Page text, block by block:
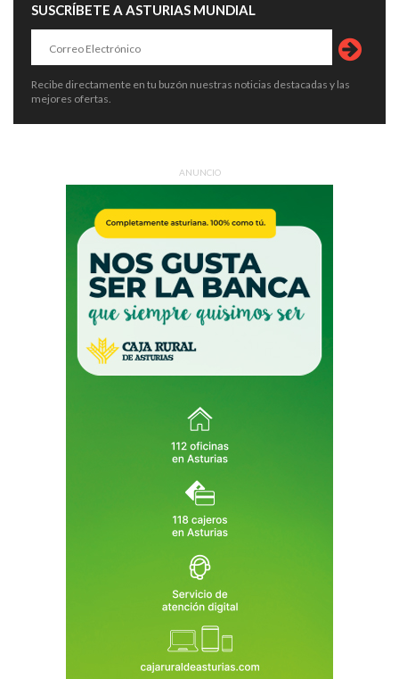
SUSCRÍBETE A ASTURIAS MUNDIAL
Recibe directamente en tu buzón nuestras noticias destacadas y las
mejores ofertas.
ANUNCIO